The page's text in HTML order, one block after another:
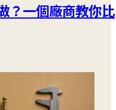
？一個廠商教你比